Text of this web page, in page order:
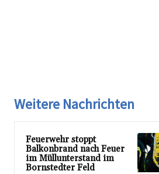
Weitere Nachrichten
Feuerwehr stoppt
Balkonbrand nach Feuer
im Müllunterstand im
Bornstedter Feld